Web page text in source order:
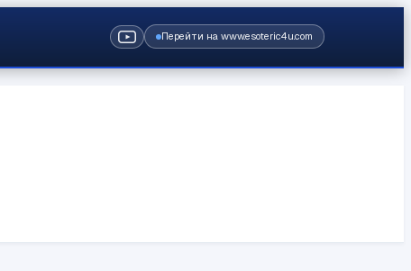
Перейти на www.esoteric4u.com